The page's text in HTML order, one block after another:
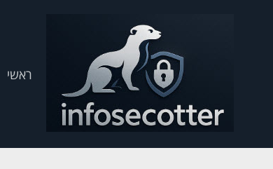
ראשי